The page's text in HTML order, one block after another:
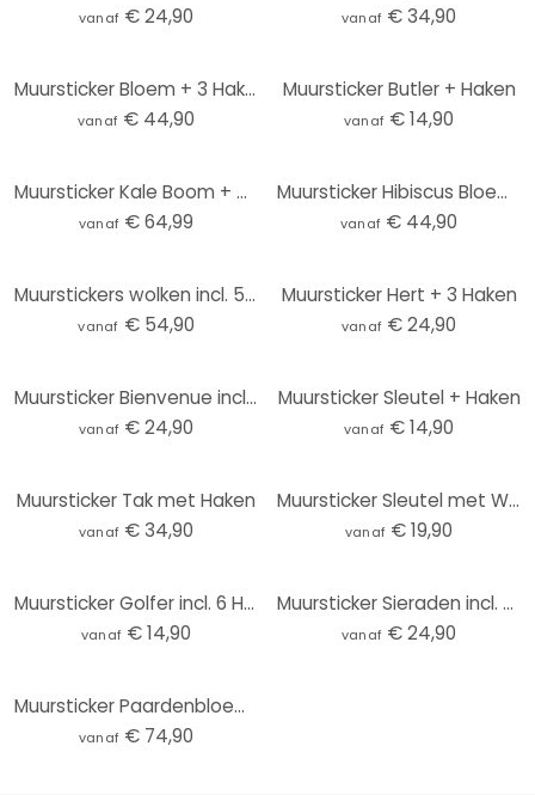
vanaf € 24,90 vanaf € 34,90
Muursticker Bloem + 3 Haken
vanaf € 44,90
Muursticker Butler + Haken
vanaf € 14,90
Muursticker Kale Boom + Wandhaken
vanaf € 64,99
Muursticker Hibiscus Bloemen incl. 3 wandhaken Bullet
vanaf € 44,90
Muurstickers wolken incl. 5 wandhaken
vanaf € 54,90
Muursticker Hert + 3 Haken
vanaf € 24,90
Muursticker Bienvenue incl. 5 Haken
vanaf € 24,90
Muursticker Sleutel + Haken
vanaf € 14,90
Muursticker Tak met Haken
vanaf € 34,90
Muursticker Sleutel met Wandhaken
vanaf € 19,90
Muursticker Golfer incl. 6 Haken
vanaf € 14,90
Muursticker Sieraden incl. 3 wandhaken
vanaf € 24,90
Muursticker Paardenbloemen incl. 3 wandhaken
vanaf € 74,90